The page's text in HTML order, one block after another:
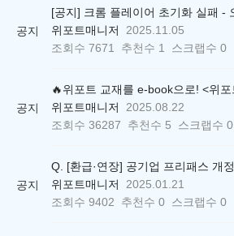
공지
위포트매니저
2025.11.05
조회수 7671 추천수 1 스크랩수 0
공지
위포트매니저
2025.08.22
조회수 36287 추천수 5 스크랩수 0
공지
위포트매니저
2025.01.21
조회수 9402 추천수 0 스크랩수 0